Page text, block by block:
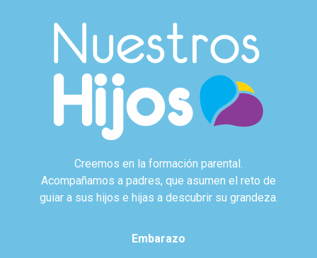
Creemos en la formación parental.
Acompañamos a padres, que asumen el reto de
guiar a sus hijos e hijas a descubrir su grandeza.
Embarazo